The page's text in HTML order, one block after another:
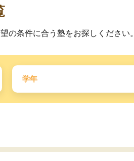
の条件に合う塾をお探しください。
学年